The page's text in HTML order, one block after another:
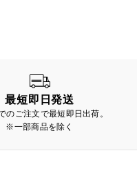
最短即日発送
のご注文で最短即日出荷。
※一部商品を除く